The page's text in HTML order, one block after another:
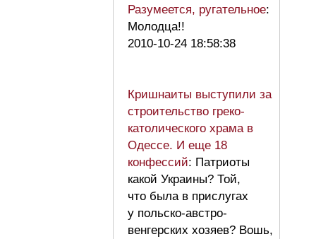
Разумеется, ругательное:
Молодца!!
2010-10-24 18:58:38
Кришнаиты выступили за
строительство греко-
католического храма в
Одессе. И еще 18
конфессий: Патриоты
какой Украины? Той,
что была в прислугах
у польско-австро-
венгерских хозяев? Вошь,